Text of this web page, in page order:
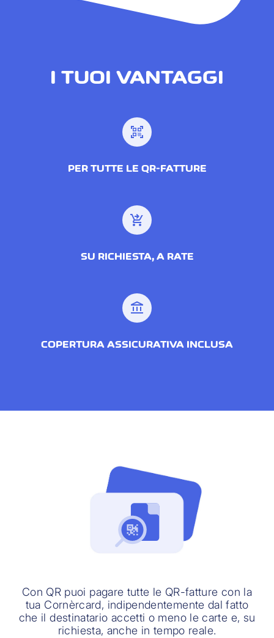
I TUOI VANTAGGI
qr_code_scanner
PER TUTTE LE QR-FATTURE
shopping_cart_checkout
SU RICHIESTA, A RATE
account_balance
COPERTURA ASSICURATIVA INCLUSA
Con QR puoi pagare tutte le QR-fatture con la
tua Cornèrcard, indipendentemente dal fatto
che il destinatario accetti o meno le carte e, su
richiesta, anche in tempo reale.